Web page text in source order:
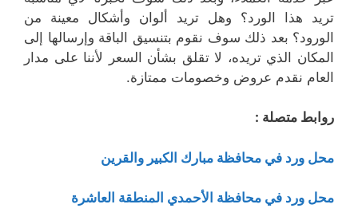
تريد هذا الورد؟ وهل تريد ألوان وأشكال معينة من
الورود؟ بعد ذلك سوف نقوم بتنسيق الباقة وإرسالها إلى
المكان الذي تريده، لا تقلق بشأن السعر لأننا على مدار
العام نقدم عروض وخصومات ممتازة.
روابط متصلة :
محل ورد في محافظة مبارك الكبير والقرين
محل ورد في محافظة الأحمدي المنطقة العاشرة